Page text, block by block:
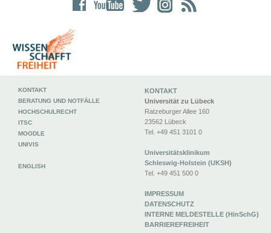
KONTAKT
Universität zu Lübeck
Ratzeburger Allee 160
23562 Lübeck
Tel. +49 451 3101 0
Universitätsklinikum
Schleswig-Holstein (UKSH)
Tel. +49 451 500 0
IMPRESSUM
DATENSCHUTZ
INTERNE MELDESTELLE (HinSchG)
BARRIEREFREIHEIT
KONTAKT
BERATUNG UND NOTFÄLLE
HOCHSCHULRECHT
ITSC
MOODLE
UNIVIS
ENGLISH